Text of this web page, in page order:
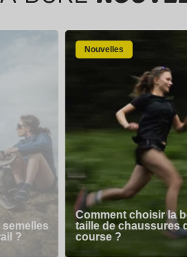
?
Nouvelles
Comment choisir la
taille de chaussures
course ?